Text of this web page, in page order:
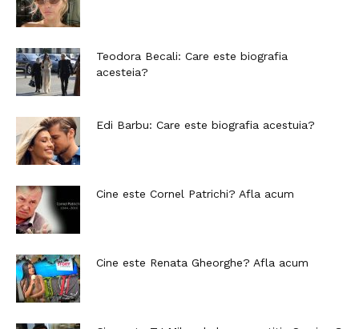
Teodora Becali: Care este biografia
acesteia?
Edi Barbu: Care este biografia acestuia?
Cine este Cornel Patrichi? Afla acum
Cine este Renata Gheorghe? Afla acum